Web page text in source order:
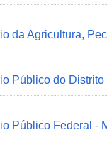
da Agricultura,
Público do
Público Federal -